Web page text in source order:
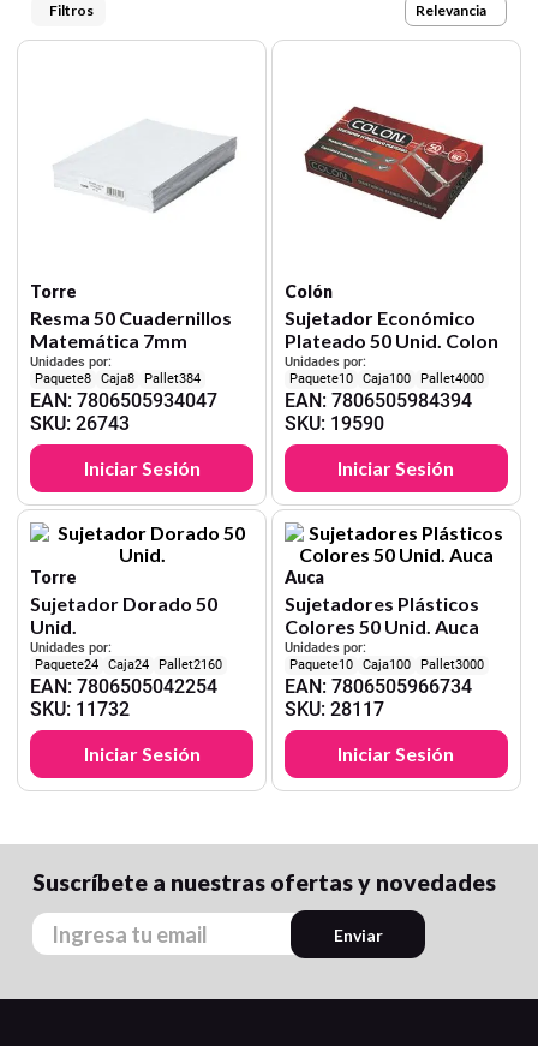
Relevancia
Torre
Resma 50 Cuadernillos
Matemática 7mm
Unidades por:
8
8 384
EAN:7806505934047
SKU:26743
Iniciar Sesión
Colón
Sujetador Económico
Plateado 50 Unid. Colon
Unidades por:
10
100 4000
EAN: 7806505984394
SKU: 19590
Iniciar Sesión
Torre
Sujetador Dorado 50
Unid.
Unidades por:
24
24 2160
EAN:7806505042254
SKU: 11732
Iniciar Sesión
Auca
Sujetadores Plásticos
Colores 50 Unid. Auca
Unidades por:
10
100 3000
EAN: 7806505966734
SKU: 28117
Iniciar Sesión
Suscríbete a nuestras ofertas y novedades
Enviar
10. lapiz